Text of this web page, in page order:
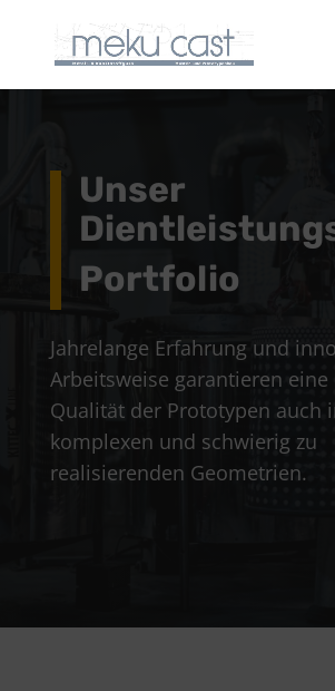
Unser
Portfolio
Jahrelange Erfahrung und
Arbeitsweise garantieren eine
Qualität der Prototypen auch
komplexen und schwierig zu
realisierenden Geometrien.